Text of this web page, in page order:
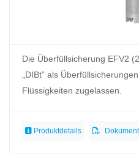
Die Überfüllsicherung EFV2
„DIBt” als
Flüssigkeiten zugelassen.
Produktdetails